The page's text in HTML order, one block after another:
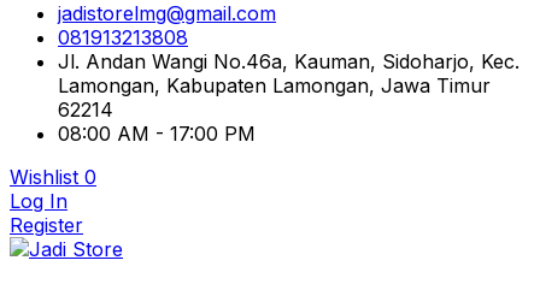
jadistorelmg@gmail.com
081913213808
Jl. Andan Wangi No.46a, Kauman, Sidoharjo, Kec.
Lamongan, Kabupaten Lamongan, Jawa Timur
62214
08:00 AM - 17:00 PM
Wishlist 0
Log In
Register